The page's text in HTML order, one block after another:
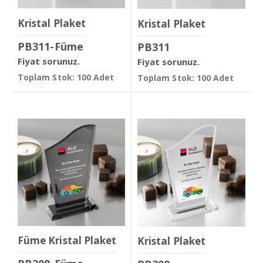
Kristal Plaket
PB311-Füme
Fiyat sorunuz.
Toplam Stok: 100 Adet
Kristal Plaket
PB311
Fiyat sorunuz.
Toplam Stok: 100 Adet
Füme Kristal Plaket Kristal Plaket